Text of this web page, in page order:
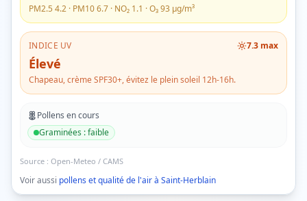
PM2.5 4.2 · PM106.7 · NO₂ 1.1 · O₃93 µg/m³
INDICE UV 7.3 max
Élevé
Chapeau, crème SPF30+, évitez le plein soleil 12h-16h.
Pollens en cours
Graminées :faible
Source : Open-Meteo / CAMS
Voir aussi pollens et qualité de l'air à Saint-Herblain